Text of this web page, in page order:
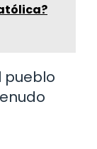
pueblo